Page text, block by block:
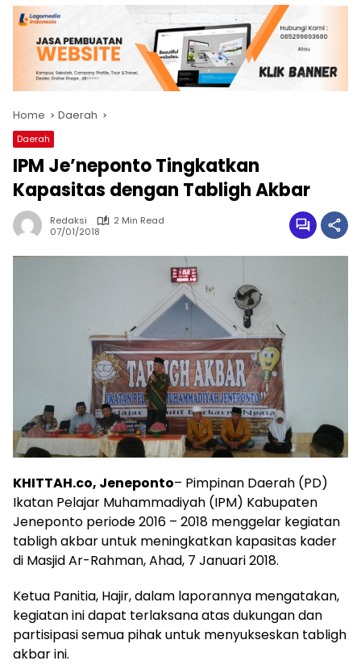
Home Daerah
Daerah
IPM Je’neponto Tingkatkan
Kapasitas dengan Tabligh Akbar
Redaksi
2 Min Read
07/01/2018
KHITTAH.co, Jeneponto– Pimpinan Daerah (PD)
Ikatan Pelajar Muhammadiyah (IPM) Kabupaten
Jeneponto periode 2016 – 2018 menggelar kegiatan
tabligh akbar untuk meningkatkan kapasitas kader
di Masjid Ar-Rahman, Ahad, 7 Januari 2018.
Ketua Panitia, Hajir, dalam laporannya mengatakan,
kegiatan ini dapat terlaksana atas dukungan dan
partisipasi semua pihak untuk menyukseskan tabligh
akbar ini.